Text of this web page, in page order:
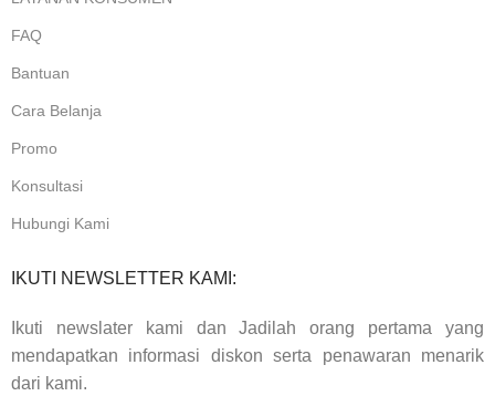
FAQ
Bantuan
Cara Belanja
Promo
Konsultasi
Hubungi Kami
IKUTI NEWSLETTER KAMI:
Ikuti newslater kami dan Jadilah orang pertama yang
mendapatkan informasi diskon serta penawaran menarik
dari kami.